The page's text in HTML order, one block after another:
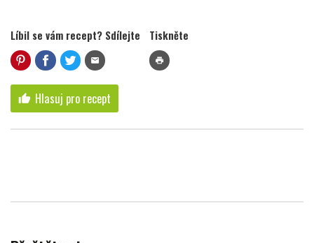
Líbil se vám recept? Sdílejte
mail
Tiskněte
print
thumb_up Hlasuj pro recept